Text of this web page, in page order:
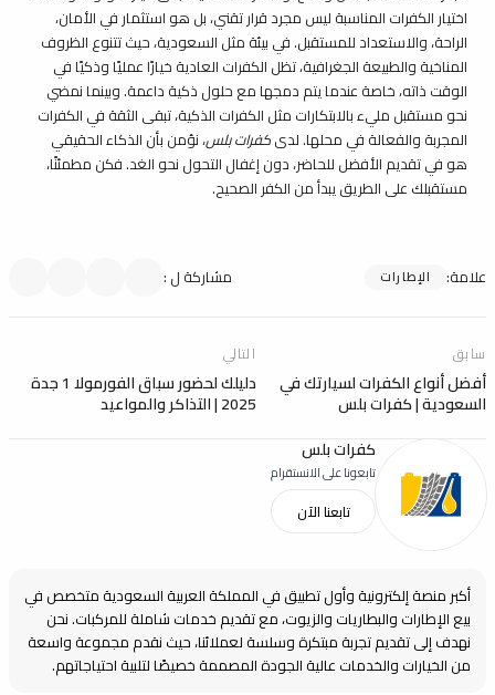
اختيار الكفرات المناسبة ليس مجرد قرار تقني، بل هو استثمار في الأمان،
الراحة، والاستعداد للمستقبل. في بيئة مثل السعودية، حيث تتنوع الظروف
المناخية والطبيعة الجغرافية، تظل الكفرات العادية خيارًا عمليًا وذكيًا في
الوقت ذاته، خاصة عندما يتم دمجها مع حلول ذكية داعمة. وبينما نمضي
نحو مستقبل مليء بالابتكارات مثل الكفرات الذكية، تبقى الثقة في الكفرات
المجربة والفعالة في محلها. لدىكفرات بلس، نؤمن بأن الذكاء الحقيقي
هو في تقديم الأفضل للحاضر، دون إغفال التحول نحو الغد. فكن مطمئنًا،
مستقبلك على الطريق يبدأ من الكفر الصحيح.
علامة: الإطارات مشاركة ل :
سابق
أفضل أنواع الكفرات لسيارتك في
السعودية | كفرات بلس
التالي
دليلك لحضور سباق الفورمولا 1 جدة
2025 | التذاكر والمواعيد
كفرات بلس
تابعونا على الانستقرام
تابعنا الآن
أكبر منصة إلكترونية وأول تطبيق في المملكة العربية السعودية متخصص في
بيع الإطارات والبطاريات والزيوت، مع تقديم خدمات شاملة للمركبات. نحن
نهدف إلى تقديم تجربة مبتكرة وسلسة لعملائنا، حيث نقدم مجموعة واسعة
من الخيارات والخدمات عالية الجودة المصممة خصيصًا لتلبية احتياجاتهم.